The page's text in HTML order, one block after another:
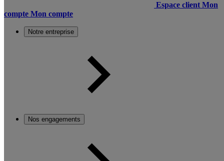
Espace client Mon
compte Mon compte
Notre entreprise
Nos engagements